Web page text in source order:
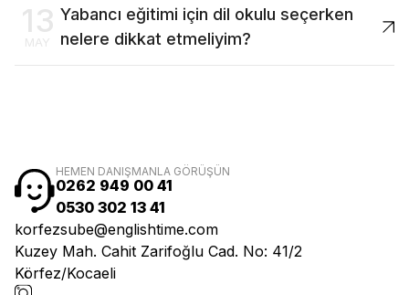
13
MAY
Yabancı eğitimi için dil okulu seçerken
nelere dikkat etmeliyim?
HEMEN DANIŞMANLA GÖRÜŞÜN
0262 949 00 41
0530 302 13 41
korfezsube@englishtime.com
Kuzey Mah. Cahit Zarifoğlu Cad. No: 41/2
Körfez/Kocaeli